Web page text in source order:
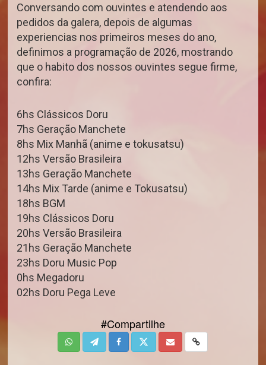
Conversando com ouvintes e atendendo aos
pedidos da galera, depois de algumas
experiencias nos primeiros meses do ano,
definimos a programação de 2026, mostrando
que o habito dos nossos ouvintes segue firme,
confira:
6hs Clássicos Doru
7hs Geração Manchete
8hs Mix Manhã (anime e tokusatsu)
12hs Versão Brasileira
13hs Geração Manchete
14hs Mix Tarde (anime e Tokusatsu)
18hs BGM
19hs Clássicos Doru
20hs Versão Brasileira
21hs Geração Manchete
23hs Doru Music Pop
0hs Megadoru
02hs Doru Pega Leve
#Compartilhe